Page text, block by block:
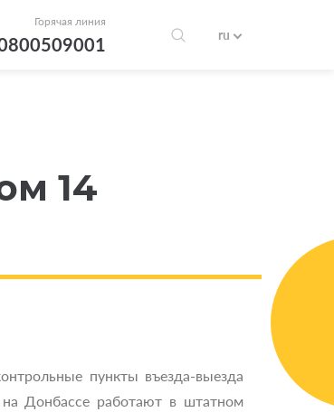
Горячая линия
ru
14
пункты въезда-выезда
Донбассе работают в штатном